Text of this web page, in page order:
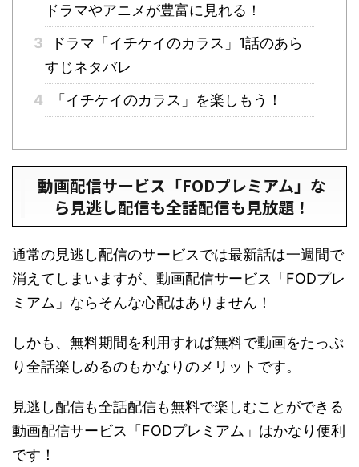
ドラマやアニメが豊富に見れる！
3
ドラマ「イチケイのカラス」1話のあら
すじネタバレ
4
「イチケイのカラス」を楽しもう！
動画配信サービス「FODプレミアム」な
ら見逃し配信も全話配信も見放題！
通常の見逃し配信のサービスでは最新話は一週間で
消えてしまいますが、動画配信サービス「FODプレ
ミアム」ならそんな心配はありません！
しかも、無料期間を利用すれば無料で動画をたっぷ
り全話楽しめるのもかなりのメリットです。
見逃し配信も全話配信も無料で楽しむことができる
動画配信サービス「FODプレミアム」はかなり便利
です！